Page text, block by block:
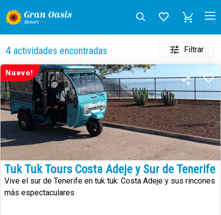
4actividades encontradas Filtrar
Nuevo!
Tuk Tuk Tours Costa Adeje y Sur de Tenerife
Vive el sur de Tenerife en tuk tuk: Costa Adeje y sus rincones
más espectaculares